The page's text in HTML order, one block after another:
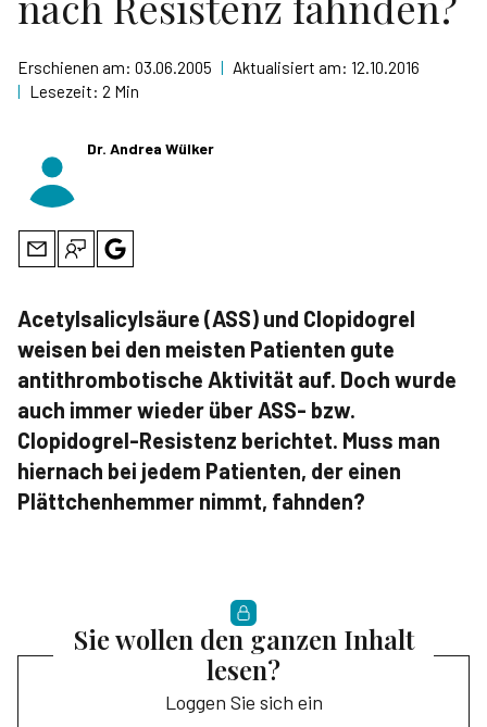
Erschienen am: 03.06.2005 | Aktualisiert am: 12.10.2016
| Lesezeit: 2 Min
Dr. Andrea Wülker
Acetylsalicylsäure (ASS) und Clopidogrel
weisen bei den meisten Patienten gute
antithrombotische Aktivität auf. Doch wurde
auch immer wieder über ASS- bzw.
Clopidogrel-Resistenz berichtet. Muss man
hiernach bei jedem Patienten, der einen
Plättchenhemmer nimmt, fahnden?
Sie wollen den ganzen Inhalt
lesen?
Loggen Sie sich ein